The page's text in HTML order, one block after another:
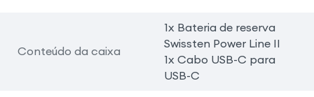
Conteúdo da caixa
1x Bateria de reserva
Swissten Power Line II
1x Cabo USB-C para
USB-C